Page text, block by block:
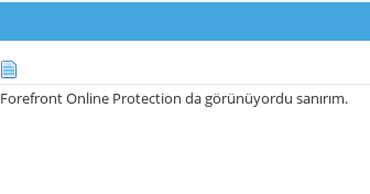
Forefront Online Protection da görünüyordu sanırım.